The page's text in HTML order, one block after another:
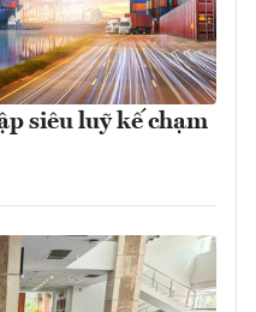
siêu luỹ kế chạm